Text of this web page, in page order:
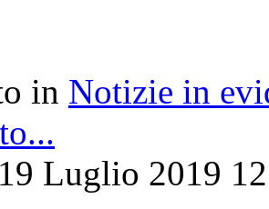
in Notizie in
Luglio 2019